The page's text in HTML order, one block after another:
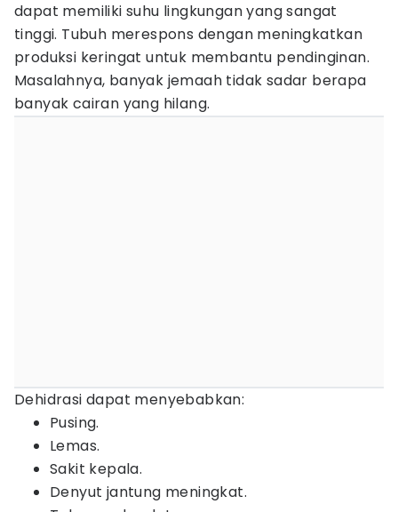
dapat memiliki suhu lingkungan yang sangat
tinggi. Tubuh merespons dengan meningkatkan
produksi keringat untuk membantu pendinginan.
Masalahnya, banyak jemaah tidak sadar berapa
banyak cairan yang hilang.
Dehidrasi dapat menyebabkan:
Pusing.
Lemas.
Sakit kepala.
Denyut jantung meningkat.